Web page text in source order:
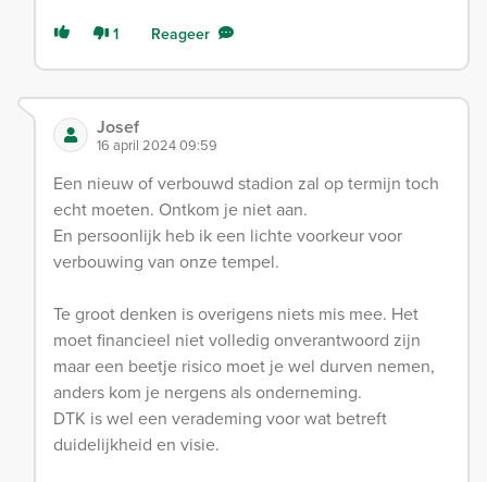
1 Reageer
Josef
16 april 2024 09:59
Een nieuw of verbouwd stadion zal op termijn toch
echt moeten. Ontkom je niet aan.
En persoonlijk heb ik een lichte voorkeur voor
verbouwing van onze tempel.
Te groot denken is overigens niets mis mee. Het
moet financieel niet volledig onverantwoord zijn
maar een beetje risico moet je wel durven nemen,
anders kom je nergens als onderneming.
DTK is wel een verademing voor wat betreft
duidelijkheid en visie.